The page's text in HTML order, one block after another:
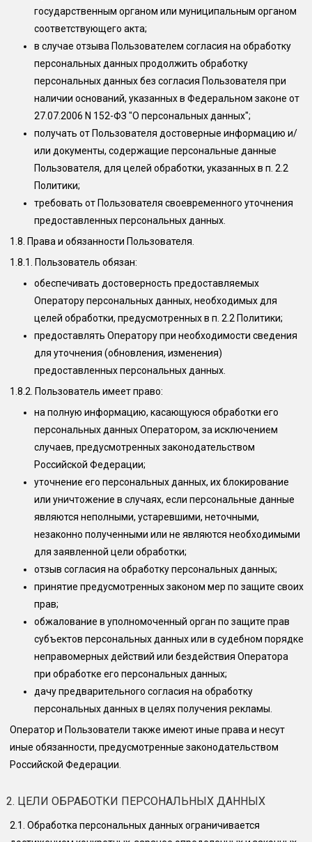
государственным органом или муниципальным органом
соответствующего акта;
в случае отзыва Пользователем согласия на обработку
персональных данных продолжить обработку
персональных данных без согласия Пользователя при
наличии оснований, указанных в Федеральном законе от
27.07.2006 N 152-ФЗ "О персональных данных";
получать от Пользователя достоверные информацию и/
или документы, содержащие персональные данные
Пользователя, для целей обработки, указанных в п. 2.2
Политики;
требовать от Пользователя своевременного уточнения
предоставленных персональных данных.
1.8. Права и обязанности Пользователя.
1.8.1. Пользователь обязан:
обеспечивать достоверность предоставляемых
Оператору персональных данных, необходимых для
целей обработки, предусмотренных в п. 2.2 Политики;
предоставлять Оператору при необходимости сведения
для уточнения (обновления, изменения)
предоставленных персональных данных.
1.8.2. Пользователь имеет право:
на полную информацию, касающуюся обработки его
персональных данных Оператором, за исключением
случаев, предусмотренных законодательством
Российской Федерации;
уточнение его персональных данных, их блокирование
или уничтожение в случаях, если персональные данные
являются неполными, устаревшими, неточными,
незаконно полученными или не являются необходимыми
для заявленной цели обработки;
отзыв согласия на обработку персональных данных;
принятие предусмотренных законом мер по защите своих
прав;
обжалование в уполномоченный орган по защите прав
субъектов персональных данных или в судебном порядке
неправомерных действий или бездействия Оператора
при обработке его персональных данных;
дачу предварительного согласия на обработку
персональных данных в целях получения рекламы.
Оператор и Пользователи также имеют иные права и несут
иные обязанности, предусмотренные законодательством
Российской Федерации.
2. ЦЕЛИ ОБРАБОТКИ ПЕРСОНАЛЬНЫХ ДАННЫХ
2.1. Обработка персональных данных ограничивается